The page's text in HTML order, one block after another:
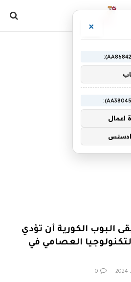
البوب ​​الكورية أن تؤدي
العصامي في
0
×
اعمال
ادسنس